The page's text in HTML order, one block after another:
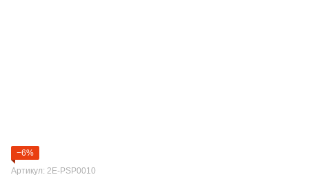
−6%
Артикул: 2E-PSP0010